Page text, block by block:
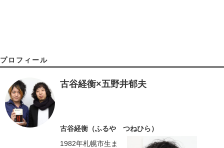
プロフィール
古谷経衡×五野井郁夫
古谷経衡（ふるや つねひら）
1982年札幌市生ま